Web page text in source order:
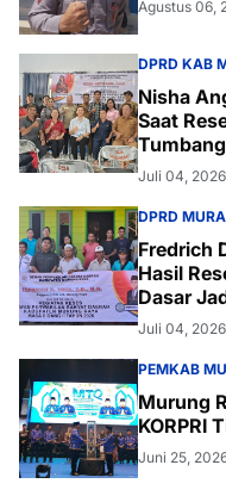
Agustus 06,
DPRD KAB
Nisha
Saat
Juli 04, 2026
DPRD MURA
Fredrich
Hasil
Dasar
Juli 04, 2026
PEMKAB
Murung
KORPRI
Juni 25,